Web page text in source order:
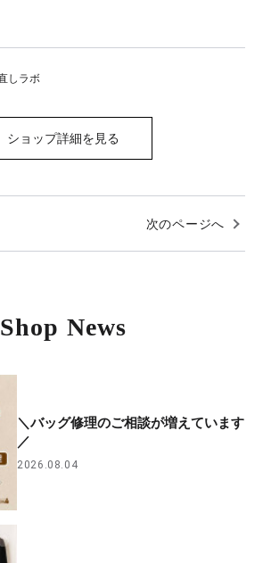
しラボ
ショップ詳細を見る
次のページへ
Shop News
＼バッグ修理のご相談が増えています
／
2026.08.04